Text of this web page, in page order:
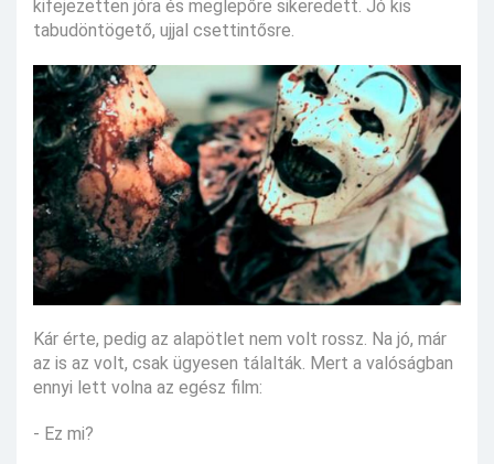
kifejezetten jóra és meglepőre sikeredett. Jó kis
tabudöntögető, ujjal csettintősre.
Kár érte, pedig az alapötlet nem volt rossz. Na jó, már
az is az volt, csak ügyesen tálalták. Mert a valóságban
ennyi lett volna az egész film:
- Ez mi?